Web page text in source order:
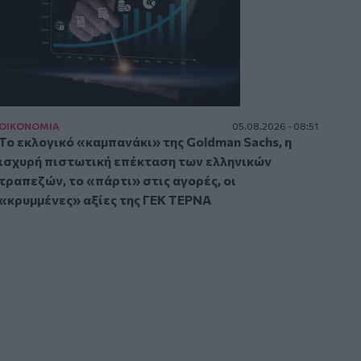
05.08.2026 - 08:51
εκλογικό «καμπανάκι» της Goldman Sachs, η
πιστωτική επέκταση των ελληνικών
το «πάρτι» στις αγορές, οι
αξίες της ΓΕΚ ΤΕΡΝΑ